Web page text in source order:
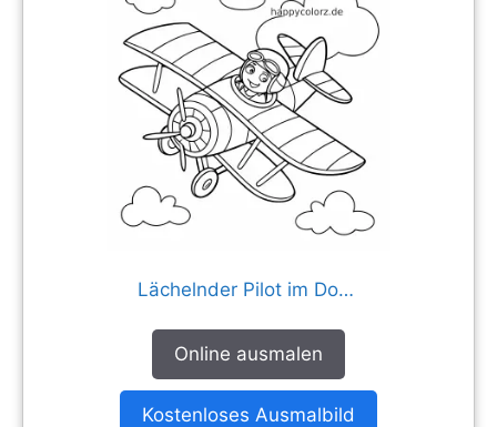
Lächelnder Pilot im Doppeldecker
Online ausmalen
Kostenloses Ausmalbild